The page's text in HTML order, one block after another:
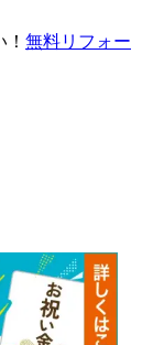
無料リフォー